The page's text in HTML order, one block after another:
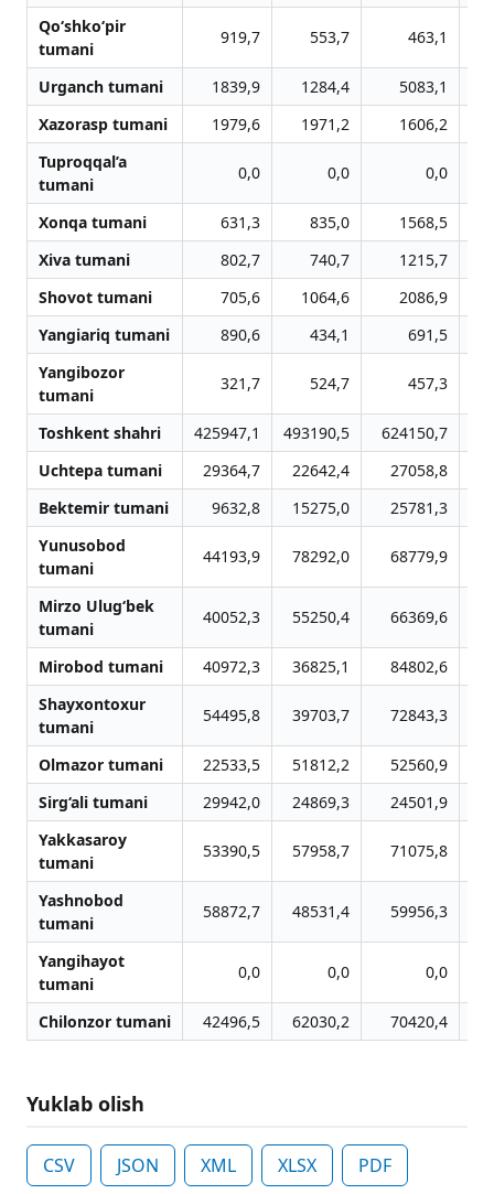
Qo‘shko‘pir
tumani
919,7 553,7 463,1
Urganch tumani 1839,9 1284,4
5083,1
Xazorasp tumani
1979,6 1971,2
1606,2
Tuproqqal’a
tumani
0,0 0,0 0,0
Xonqa tumani 631,3 835,0
1568,5
Xiva tumani
802,7 740,7
1215,7
Shovot tumani
705,6 1064,6
2086,9
Yangiariq tumani
890,6 434,1
691,5
Yangibozor
tumani
321,7 524,7 457,3
Toshkent shahri 425947,1 493190,5 624150,7
Uchtepa tumani
29364,7 22642,4 27058,8
Bektemir tumani
9632,8 15275,0 25781,3
Yunusobod
tumani
44193,9 78292,0 68779,9
Mirzo Ulug‘bek
tumani
40052,3 55250,4 66369,6
Mirobod tumani 40972,3 36825,1 84802,6
Shayxontoxur
tumani
54495,8 39703,7 72843,3
Olmazor tumani 22533,5 51812,2 52560,9
Sirg‘ali tumani
29942,0 24869,3 24501,9
Yakkasaroy
tumani
53390,5 57958,7 71075,8
Yashnobod
tumani
58872,7 48531,4 59956,3
Yangihayot
tumani
0,0 0,0 0,0
Chilonzor tumani 42496,5 62030,2 70420,4
Yuklab olish
CSV JSON XML XLSX PDF